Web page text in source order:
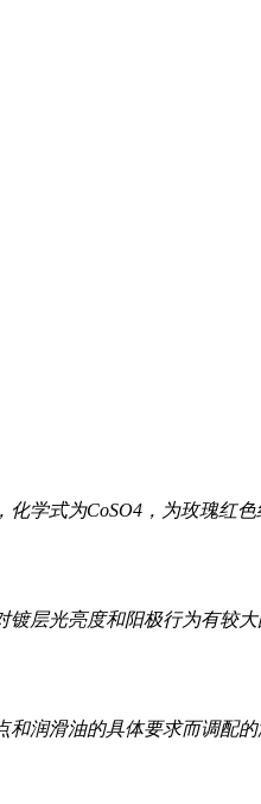
化学式为CoSO4，为玫瑰红
镀层光亮度和阳极行为有较
和润滑油的具体要求而调配